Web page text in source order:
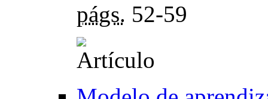
págs. 52-59